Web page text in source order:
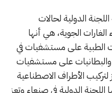
الدولية لحالات
الجوية، هي أنها
الطبية على مستشفيات في
على مستشفيات
الأطراف الاصطناعية
اللجنة الدولية في صنعاء وتعز